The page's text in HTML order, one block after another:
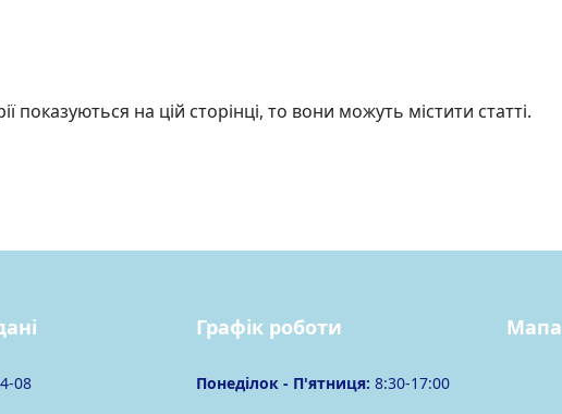
показуються на цій сторінці, то вони можуть містити статті.
08
Графік роботи
Понеділок - П'ятниця: 8:30-17:00
Мапа